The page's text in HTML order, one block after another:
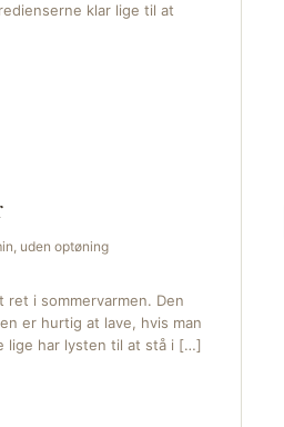
klar lige til at
uden optøning
ret i sommervarmen. Den
er hurtig at lave, hvis man
lige har lysten til at stå i […]